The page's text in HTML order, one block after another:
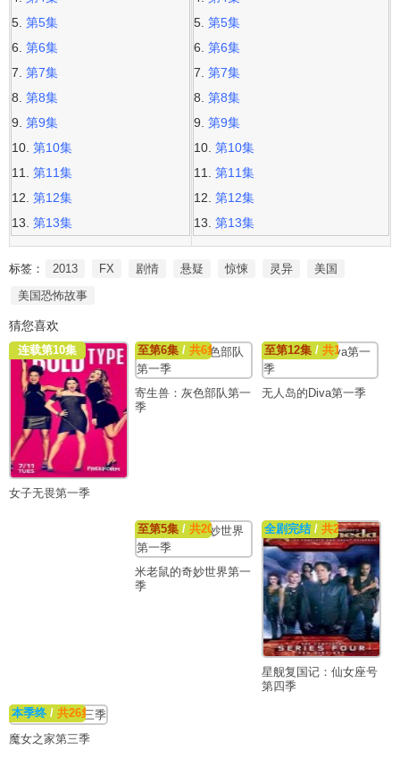
第5集
第6集
第7集
第8集
第9集
第10集
第11集
第12集
第13集
第5集
第6集
第7集
第8集
第9集
第10集
第11集
第12集
第13集
标签： 2013 FX 剧情 悬疑 惊悚 灵异
美国
美国恐怖故事
猜您喜欢
连载第10集
女子无畏第一季
至第6集 /共6集
寄生兽：灰色部队第一
季
至第12集/ 共12集
无人岛的Diva第一季
至第5集 /共20集
米老鼠的奇妙世界第一
季
全剧完结/ 共22集
星舰复国记：仙女座号
第四季
本季终 / 共26集
魔女之家第三季